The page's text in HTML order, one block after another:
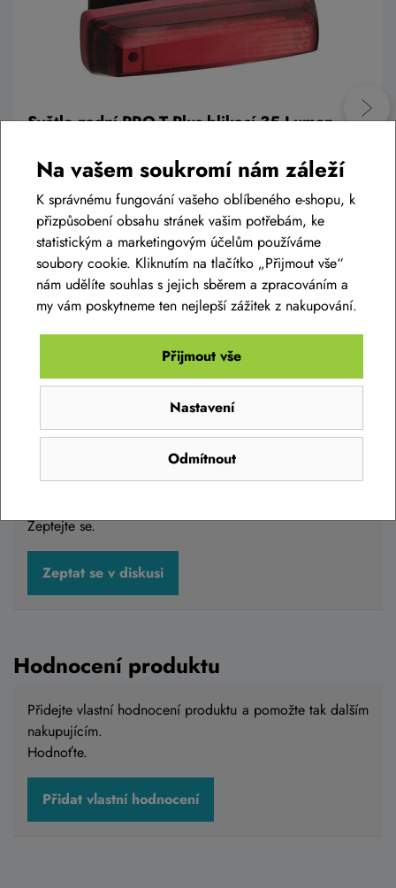
Světlo zadní PRO-T Plus blikací 35 Lumen
399 Kč
Skladem na prodejně
Do košíku
PEDÁLY FLAT SYNCROS SQUAMISH III
fire/orange
Do košíku
Diskuse k produktu(0)
Máte otázky k produktu:PEDÁLY FLAT SYNCROS
Zeptejte se.
Zeptat se v diskusi
Hodnocení produktu
Přidejte vlastní hodnocení produktu a pomožte tak dalším
nakupujícím.
Hodnoťte.
Přidat vlastní hodnocení
Na vašem soukromí nám záleží
K správnému fungování vašeho oblíbeného e-shopu, k
přizpůsobení obsahu stránek vašim potřebám, ke
statistickým a marketingovým účelům používáme
soubory cookie. Kliknutím na tlačítko „Přijmout vše“
nám udělíte souhlas s jejich sběrem a zpracováním a
my vám poskytneme ten nejlepší zážitek z nakupování.
Odmítnout
Nastavení
Přijmout vše